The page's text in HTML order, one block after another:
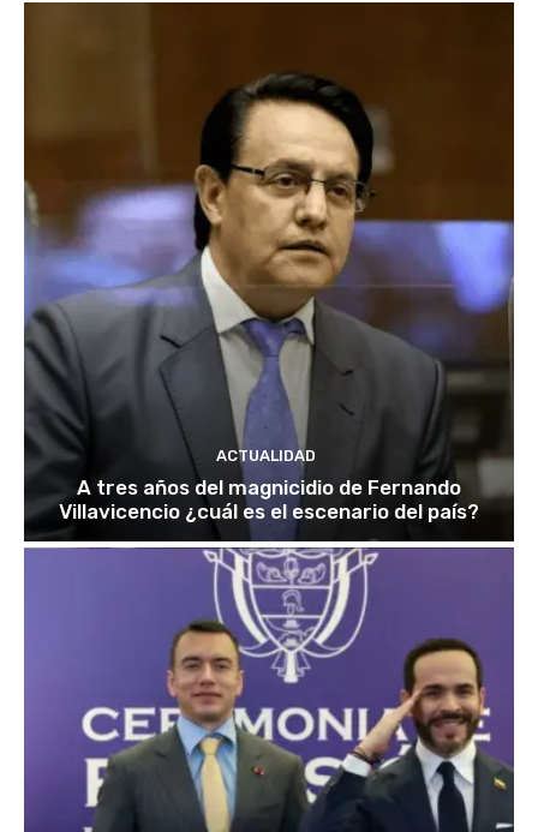
ACTUALIDAD
A tres años del magnicidio de Fernando
Villavicencio ¿cuál es el escenario del país?